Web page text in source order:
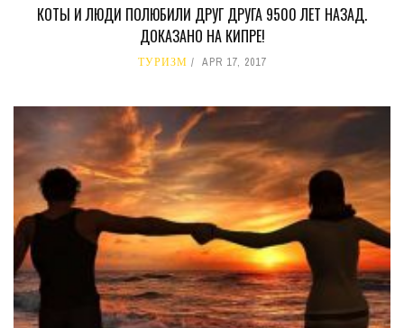
КОТЫ И ЛЮДИ ПОЛЮБИЛИ ДРУГ ДРУГА 9500 ЛЕТ НАЗАД.
ДОКАЗАНО НА КИПРЕ!
ТУРИЗМ APR 17, 2017